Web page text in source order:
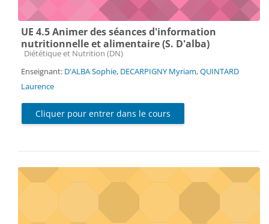
UE 4.5 Animer des séances d'information
nutritionnelle et alimentaire (S. D'alba)
Catégorie de cours
Diététique et Nutrition (DN)
Enseignant: D'ALBA Sophie, DECARPIGNY Myriam,QUINTARD
Laurence
Cliquer pour entrer dans le cours